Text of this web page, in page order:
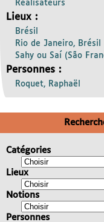
Réalisateurs
Lieux :
Brésil
Rio de Janeiro, Brésil
Sahy ou Saí (São
Personnes :
Roquet, Raphaël
Catégories
Lieux
Notions
Personnes